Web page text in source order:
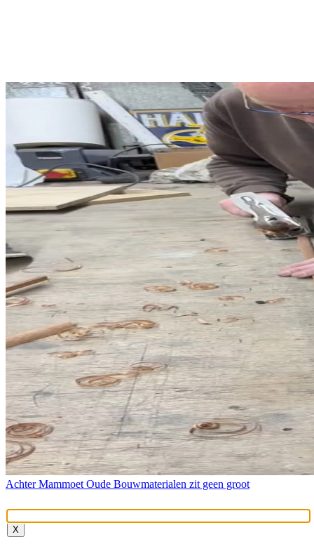
Achter Mammoet Oude Bouwmaterialen zit geen groot
X